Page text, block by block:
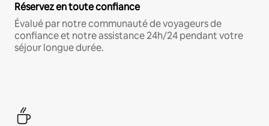
Réservez en toute confiance
Évalué par notre communauté de voyageurs de
confiance et notre assistance 24h/24 pendant votre
séjour longue durée.